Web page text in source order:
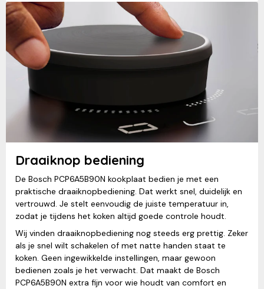
Draaiknop bediening
De Bosch PCP6A5B90N kookplaat bedien je met een
praktische draaiknopbediening. Dat werkt snel, duidelijk en
vertrouwd. Je stelt eenvoudig de juiste temperatuur in,
zodat je tijdens het koken altijd goede controle houdt.
Wij vinden draaiknopbediening nog steeds erg prettig. Zeker
als je snel wilt schakelen of met natte handen staat te
koken. Geen ingewikkelde instellingen, maar gewoon
bedienen zoals je het verwacht. Dat maakt de Bosch
PCP6A5B90N extra fijn voor wie houdt van comfort en